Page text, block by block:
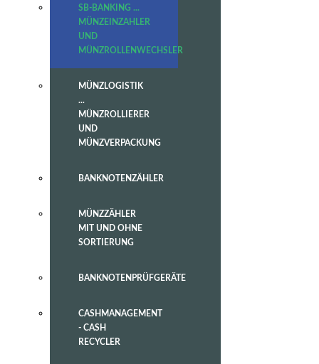
SB-BANKING ...
MÜNZEINZAHLER
UND
MÜNZROLLENWECHSLER
MÜNZLOGISTIK
...
MÜNZROLLIERER
UND
MÜNZVERPACKUNG
BANKNOTENZÄHLER
MÜNZZÄHLER
MIT UND OHNE
SORTIERUNG
BANKNOTENPRÜFGERÄTE
CASHMANAGEMENT
- CASH
RECYCLER